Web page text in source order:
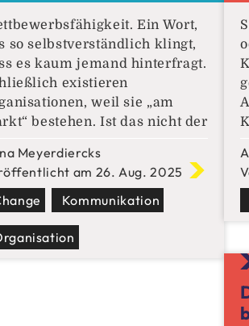
Ein Wort,
so selbstverständlich klingt,
es kaum jemand hinterfragt.
existieren
weil sie „am
bestehen. Ist das nicht der
Klingt
ist aber ein gefährlicher
Denn aktueller
Indikator für
Meyerdiercks
am 26. Aug. 2025
Kommunikation